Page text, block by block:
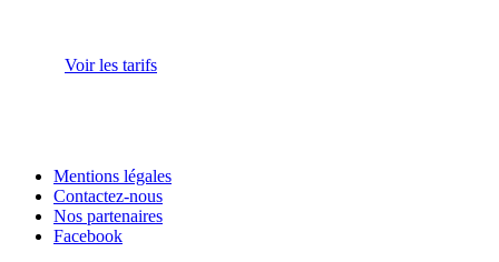
Voir les tarifs
Mentions légales
Contactez-nous
Nos partenaires
Facebook